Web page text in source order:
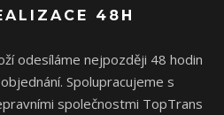
48H
odesíláme nejpozději 48 hodin
Spolupracujeme s
společnostmi TopTrans